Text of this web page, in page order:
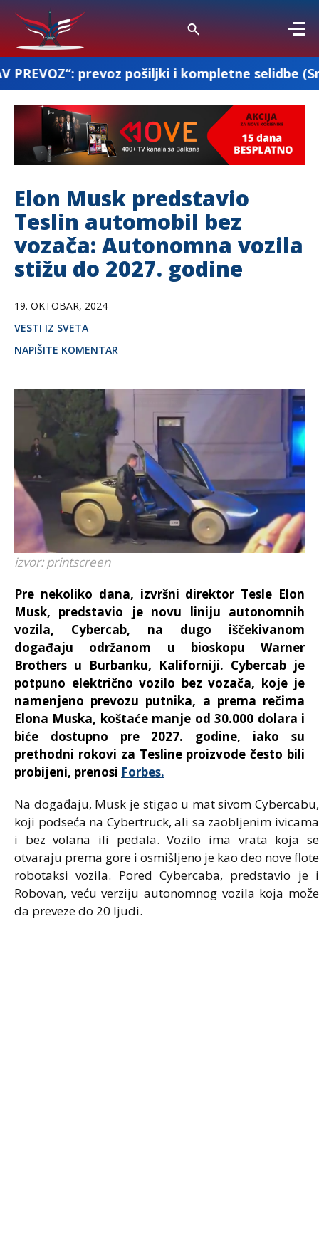
prevoz pošiljki i kompletne selidbe (Srbija-
Elon Musk predstavio
Teslin automobil bez
vozača: Autonomna vozila
stižu do 2027. godine
19. OKTOBAR, 2024
VESTI IZ SVETA
NAPIŠITE KOMENTAR
izvor: printscreen
Pre nekoliko dana, izvršni direktor Tesle Elon
Musk, predstavio je novu liniju autonomnih
vozila, Cybercab, na dugo iščekivanom
događaju održanom u bioskopu Warner
Brothers u Burbanku, Kaliforniji. Cybercab je
potpuno električno vozilo bez vozača, koje je
namenjeno prevozu putnika, a prema rečima
Elona Muska, koštaće manje od 30.000 dolara i
biće dostupno pre 2027. godine, iako su
prethodni rokovi za Tesline proizvode često bili
probijeni, prenosi Forbes.
Na događaju, Musk je stigao u mat sivom Cybercabu,
koji podseća na Cybertruck, ali sa zaobljenim ivicama
i bez volana ili pedala. Vozilo ima vrata koja se
otvaraju prema gore i osmišljeno je kao deo nove flote
robotaksi vozila. Pored Cybercaba, predstavio je i
Robovan, veću verziju autonomnog vozila koja može
da preveze do 20 ljudi.